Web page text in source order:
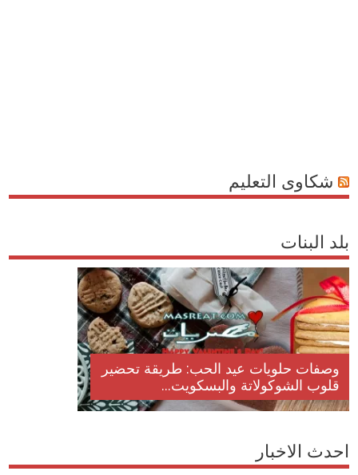
شكاوى التعليم
بلد البنات
وصفات حلويات عيد الحب: طريقة تحضير
قلوب الشوكولاتة والبسكويت...
احدث الاخبار